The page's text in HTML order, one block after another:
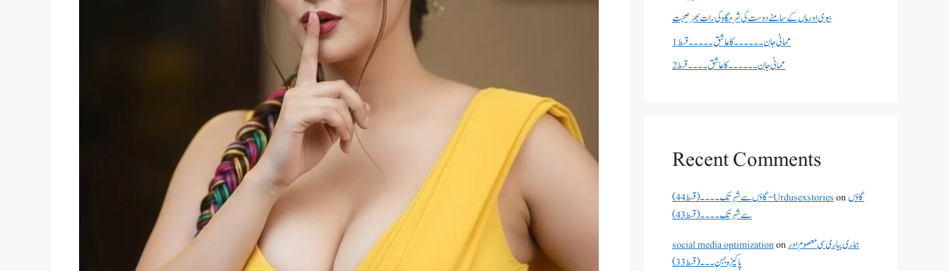
بیوی اور ماں کے سامنے دوست کی شرمگاہ کی رات بھر صحبت
ممانی جان ۔۔۔۔۔۔کا عاشق ۔۔۔۔۔قسط 1
ممانی جان ۔۔۔۔۔۔کا عاشق ۔۔۔۔قسط 2
Recent Comments
گاؤں سے شہر تک۔۔۔۔(قسط 44) - Urdusexstoriesonگاؤں
سے شہر تک۔۔۔۔(قسط 43)
social media optimizationonہماری پیاری سی معصوم اور
پاکیزہ بہن۔۔۔(قسط33)